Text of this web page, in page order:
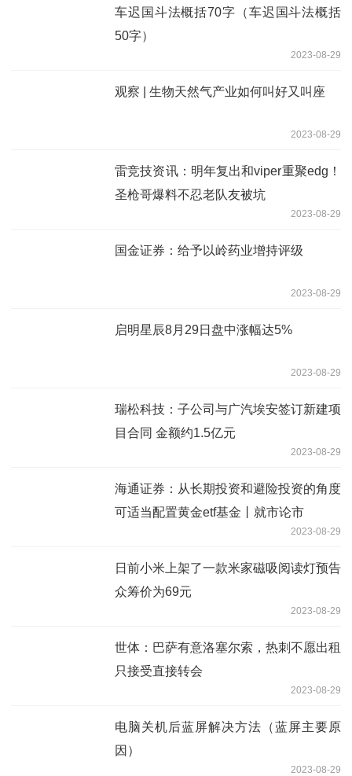
车迟国斗法概括70字（车迟国斗法概括
50字）
2023-08-29
观察 | 生物天然气产业如何叫好又叫座
2023-08-29
雷竞技资讯：明年复出和viper重聚edg！
圣枪哥爆料不忍老队友被坑
2023-08-29
国金证券：给予以岭药业增持评级
2023-08-29
启明星辰8月29日盘中涨幅达5%
2023-08-29
瑞松科技：子公司与广汽埃安签订新建项
目合同 金额约1.5亿元
2023-08-29
海通证券：从长期投资和避险投资的角度
可适当配置黄金etf基金丨就市论市
2023-08-29
日前小米上架了一款米家磁吸阅读灯预告
众筹价为69元
2023-08-29
世体：巴萨有意洛塞尔索，热刺不愿出租
只接受直接转会
2023-08-29
电脑关机后蓝屏解决方法（蓝屏主要原
因）
2023-08-29